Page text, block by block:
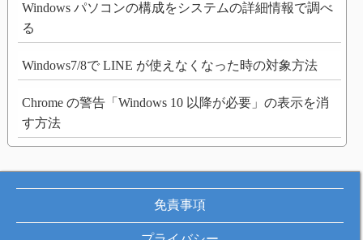
Windows パソコンの構成をシステムの詳細情報で調べ
る
Windows7/8で LINE が使えなくなった時の対象方法
Chrome の警告「Windows 10 以降が必要」の表示を消
す方法
免責事項